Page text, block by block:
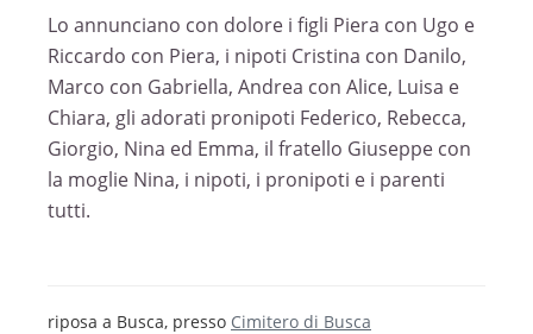
Lo annunciano con dolore i figli Piera con Ugo e
Riccardo con Piera, i nipoti Cristina con Danilo,
Marco con Gabriella, Andrea con Alice, Luisa e
Chiara, gli adorati pronipoti Federico, Rebecca,
Giorgio, Nina ed Emma, il fratello Giuseppe con
la moglie Nina, i nipoti, i pronipoti e i parenti
tutti.
riposa a Busca, presso Cimitero di Busca